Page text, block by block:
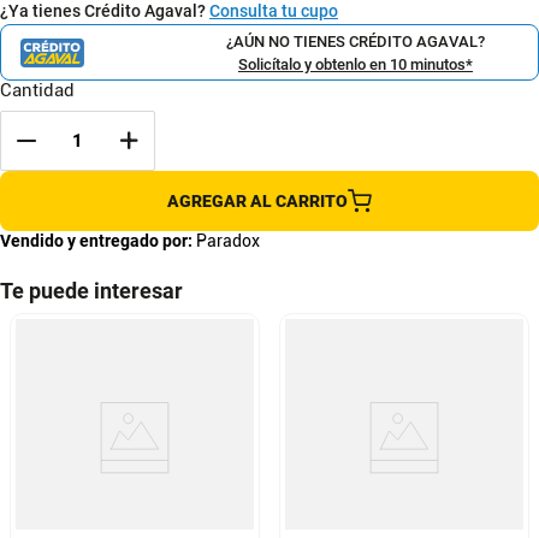
¿Ya tienes Crédito Agaval?Consulta tu cupo
¿AÚN NO TIENES CRÉDITO AGAVAL?
Solicítalo y obtenlo en 10 minutos*
Cantidad
AGREGAR AL CARRITO
Vendido y entregado por: Paradox
Te puede interesar